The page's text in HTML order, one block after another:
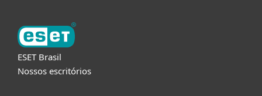
ESET Brasil
Nossos escritórios